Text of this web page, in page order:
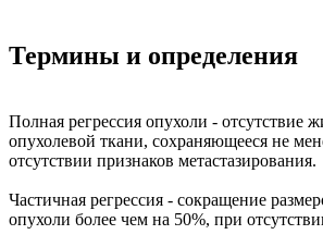
Термины и определения
Полная регрессия опухоли - отсутствие
опухолевой ткани, сохраняющееся не
отсутствии признаков метастазирования.
Частичная регрессия - сокращение
опухоли более чем на 50%, при